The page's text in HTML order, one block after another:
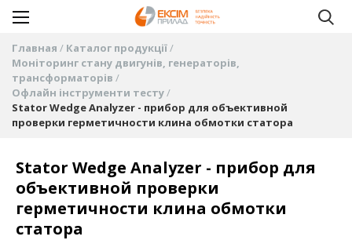
Главная
Каталог продукції
Моніторинг стану двигунів, генераторів,
трансформаторів
Офлайн інструменти тесту
Stator Wedge Analyzer - прибор для объективной
проверки герметичности клина обмотки статора
Stator Wedge Analyzer - прибор для
объективной проверки
герметичности клина обмотки
статора